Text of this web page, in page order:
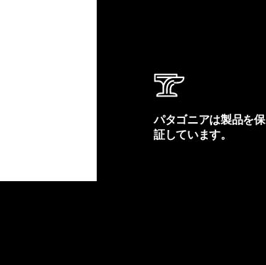
パタゴニアは製品を保
証しています。